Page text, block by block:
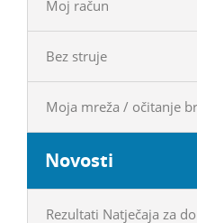
Moj račun
Bez struje
Moja mreža / očitanje
Novosti
Rezultati Natječaja za